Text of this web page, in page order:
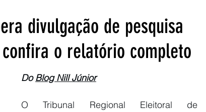
Acessibilidade Tragédia UPE
divulgação de pesquisa
o relatório completo
Do Blog Nill Júnior
O Tribunal Regional Eleitoral de